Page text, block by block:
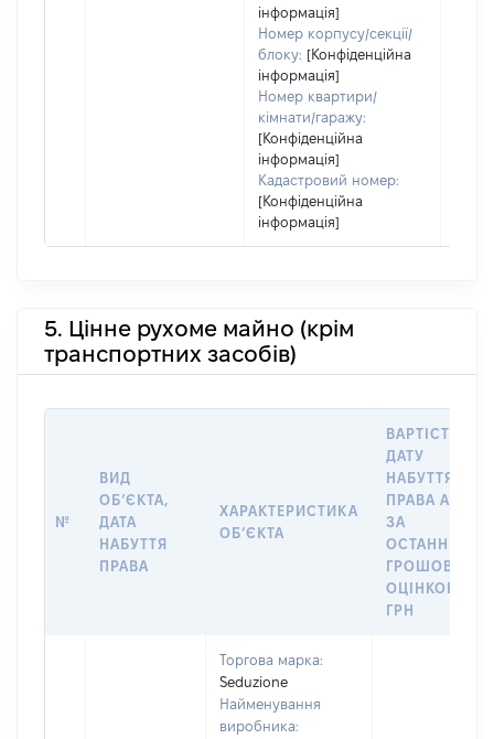
інформація]
Номер корпусу/секції/
блоку: [Конфіденційна
інформація]
Номер квартири/
кімнати/гаражу:
[Конфіденційна
інформація]
Кадастровий номер:
[Конфіденційна
інформація]
5. Цінне рухоме майно (крім
транспортних засобів)
№
ВИД
ОБʼЄКТА,
ДАТА
НАБУТТЯ
ПРАВА
ХАРАКТЕРИСТИКА
ОБʼЄКТА
ВАРТІСТЬ НА
ДАТУ
НАБУТТЯ
ПРАВА АБО
ЗА
ОСТАННЬОЮ
ГРОШОВОЮ
ОЦІНКОЮ,
ГРН
Торгова марка:
Seduzione
Найменування
виробника: